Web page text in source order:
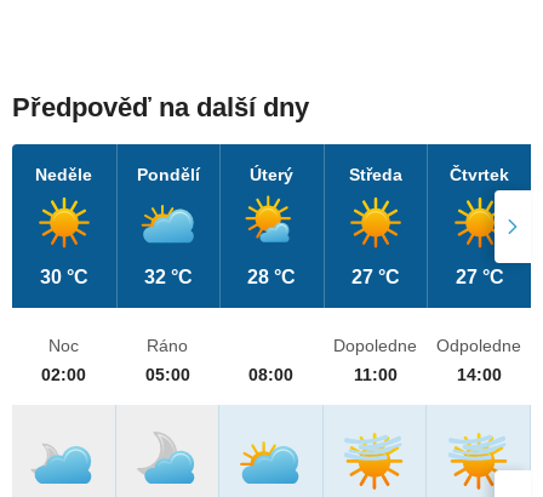
Předpověď na další dny
Neděle
30 °C
Pondělí
32 °C
Úterý
28 °C
Středa
27 °C
Čtvrtek
27 °C
Noc
02:00
Ráno
05:00
08:00
Dopoledne
11:00
Odpoledne
14:00